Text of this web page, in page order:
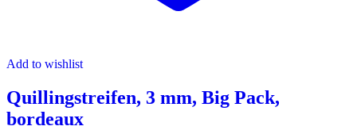
Add to wishlist
Quillingstreifen, 3 mm, Big Pack,
bordeaux